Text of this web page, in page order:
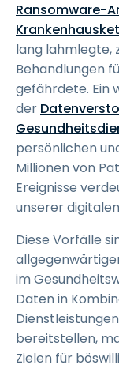
Ransomware-
lang lahmlegte,
Behandlungen
gefährdete. Ein
der
persönlichen
Millionen von
Ereignisse
unserer
Diese Vorfälle
im
Daten in
bereitstellen,
Zielen für